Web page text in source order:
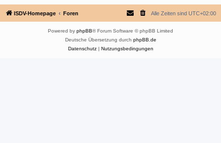
ISDV-Homepage Foren Alle Zeiten sind UTC+02:00
Powered by phpBB® Forum Software © phpBB Limited
Deutsche Übersetzung durch phpBB.de
Datenschutz| Nutzungsbedingungen